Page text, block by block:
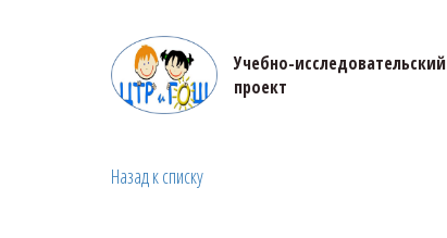
Учебно-исследовательский
проект
Назад к списку